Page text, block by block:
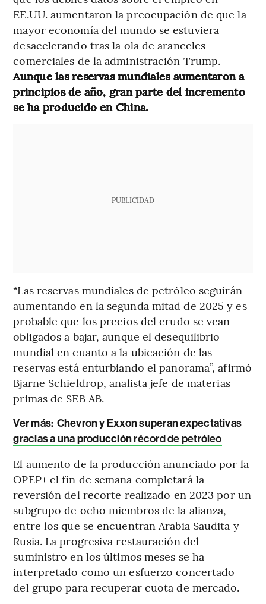
EE.UU. aumentaron la preocupación de que la
mayor economía del mundo se estuviera
desacelerando tras la ola de aranceles
comerciales de la administración Trump.
Aunque las reservas mundiales aumentaron a
principios de año, gran parte del incremento
se ha producido en China.
PUBLICIDAD
“Las reservas mundiales de petróleo seguirán
aumentando en la segunda mitad de 2025 y es
probable que los precios del crudo se vean
obligados a bajar, aunque el desequilibrio
mundial en cuanto a la ubicación de las
reservas está enturbiando el panorama”, afirmó
Bjarne Schieldrop, analista jefe de materias
primas de SEB AB.
Ver más: Chevron y Exxon superan expectativas
gracias a una producción récord de petróleo
El aumento de la producción anunciado por la
OPEP+ el fin de semana completará la
reversión del recorte realizado en 2023 por un
subgrupo de ocho miembros de la alianza,
entre los que se encuentran Arabia Saudita y
Rusia. La progresiva restauración del
suministro en los últimos meses se ha
interpretado como un esfuerzo concertado
del grupo para recuperar cuota de mercado.